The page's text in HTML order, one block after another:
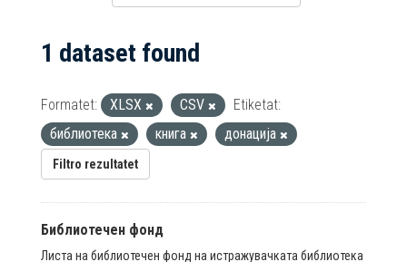
1 dataset found
Formatet: XLSX CSV
Etiketat:
библиотека
книга донација
Filtro rezultatet
Библиотечен фонд
Листа на библиотечен фонд на истражувачката библиотека